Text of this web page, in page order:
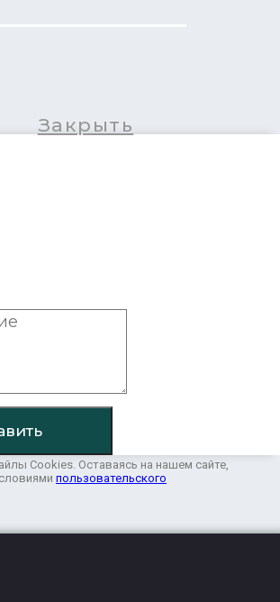
Закрыть
Cookies. Оставаясь на нашем сайте,
пользовательского